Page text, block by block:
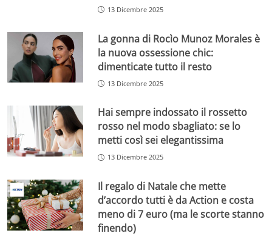
13 Dicembre 2025
La gonna di Rocìo Munoz Morales è
la nuova ossessione chic:
dimenticate tutto il resto
13 Dicembre 2025
Hai sempre indossato il rossetto
rosso nel modo sbagliato: se lo
metti così sei elegantissima
13 Dicembre 2025
Il regalo di Natale che mette
d’accordo tutti è da Action e costa
meno di 7 euro (ma le scorte stanno
finendo)